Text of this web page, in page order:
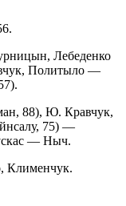
Лебеденко
Политыло —
88), Ю. Кравчук,
75) —
— Ныч.
Клименчук.